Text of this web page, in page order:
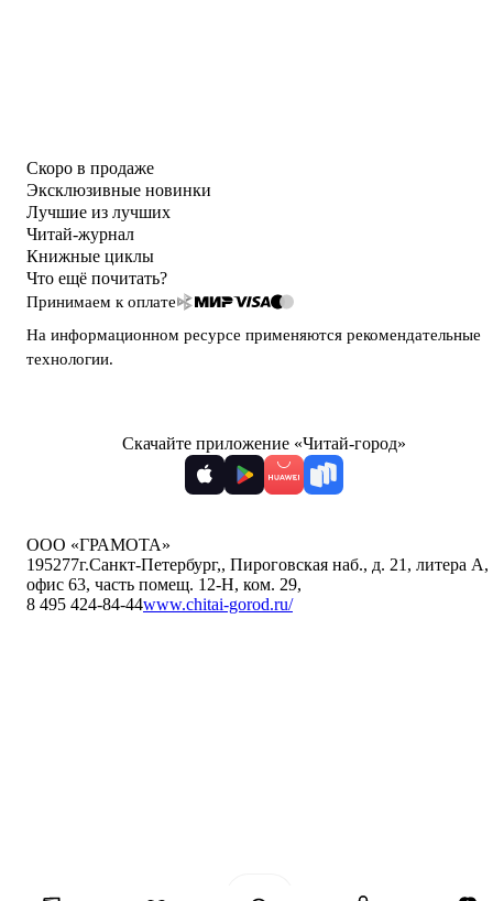
Скоро в продаже
Эксклюзивные новинки
Лучшие из лучших
Читай-журнал
Книжные циклы
Что ещё почитать?
Принимаем к оплате
На информационном ресурсе применяются рекомендательные
технологии.
Скачайте приложение «Читай-город»
ООО «ГРАМОТА»
195277г.Санкт-Петербург,, Пироговская наб., д. 21, литера А,
офис 63, часть помещ. 12-Н, ком. 29,
8 495 424-84-44www.chitai-gorod.ru/